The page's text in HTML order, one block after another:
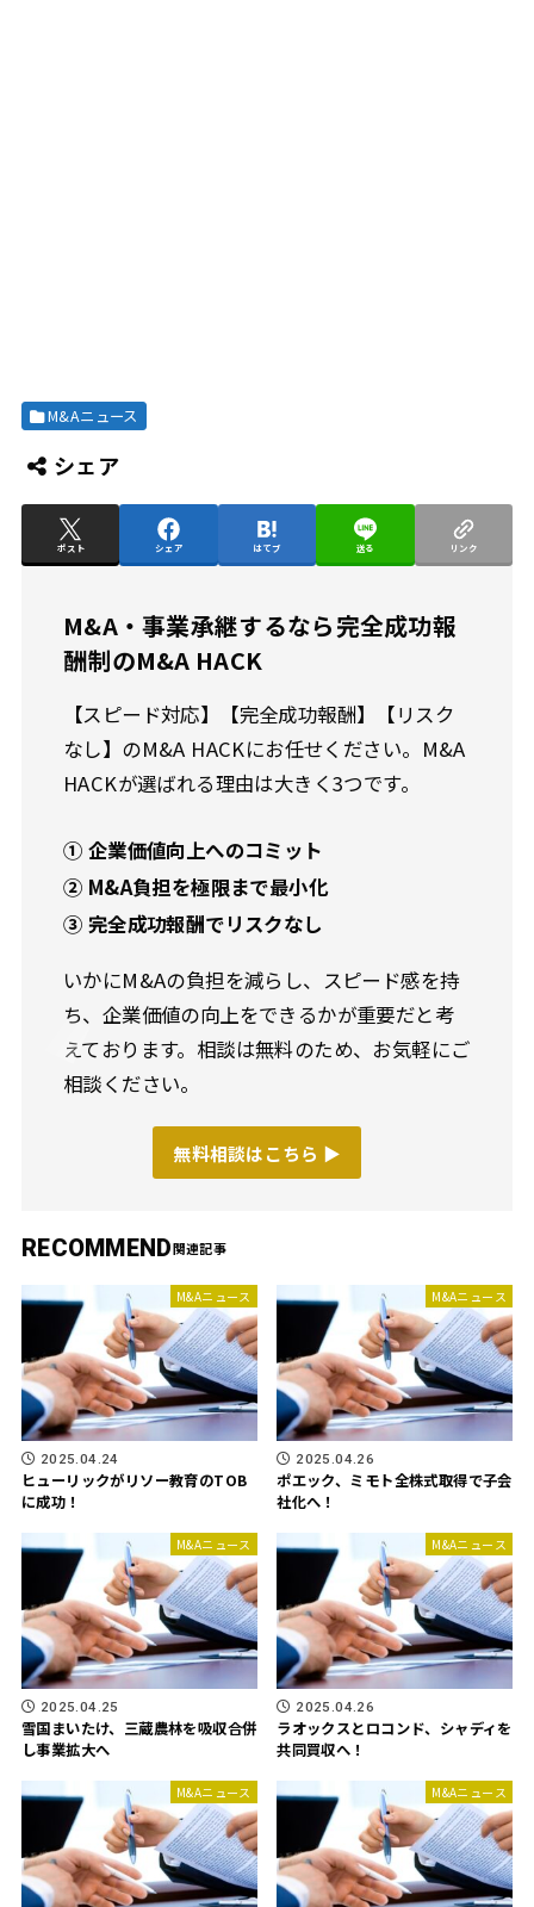
M&Aニュース
シェア
ポスト シェア はてブ 送る リンク
M&A・事業承継するなら完全成功報
酬制のM&A HACK
【スピード対応】【完全成功報酬】【リスク
なし】のM&A HACKにお任せください。M&A
HACKが選ばれる理由は大きく3つです。
① 企業価値向上へのコミット
② M&A負担を極限まで最小化
③ 完全成功報酬でリスクなし
いかにM&Aの負担を減らし、スピード感を持
ち、企業価値の向上をできるかが重要だと考
えております。相談は無料のため、お気軽にご
相談ください。
無料相談はこちら ▶︎
RECOMMEND
M&Aニュース
2025.04.24
ヒューリックがリソー教育のTOB
に成功！
M&Aニュース
2025.04.26
ポエック、ミモト全株式取得で子会
社化へ！
M&Aニュース
2025.04.25
雪国まいたけ、三蔵農林を吸収合併
し事業拡大へ
M&Aニュース
2025.04.26
ラオックスとロコンド、シャディを
共同買収へ！
M&Aニュース M&Aニュース